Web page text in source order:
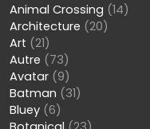
Animal Crossing (14)
Architecture (20)
Art (21)
Autre (73)
Avatar (9)
Batman (31)
Bluey (6)